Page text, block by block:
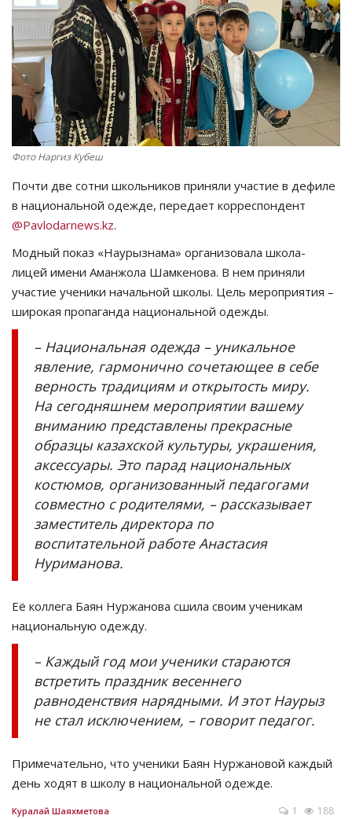
СПОРТ
Чек-лист
РАЗВЛЕЧЕНИЯ
OFFICIAL
Курултай
Язык
Қазақша Русский
Фото Наргиз Кубеш
Почти две сотни школьников приняли участие в дефиле
в национальной одежде, передает корреспондент
@Pavlodarnews.kz.
Модный показ «Наурызнама» организовала школа-
лицей имени Аманжола Шамкенова. В нем приняли
участие ученики начальной школы. Цель мероприятия –
широкая пропаганда национальной одежды.
– Национальная одежда – уникальное
явление, гармонично сочетающее в себе
верность традициям и открытость миру.
На сегодняшнем мероприятии вашему
вниманию представлены прекрасные
образцы казахской культуры, украшения,
аксессуары. Это парад национальных
костюмов, организованный педагогами
совместно с родителями, – рассказывает
заместитель директора по
воспитательной работе Анастасия
Нуриманова.
Её коллега Баян Нуржанова сшила своим ученикам
национальную одежду.
– Каждый год мои ученики стараются
встретить праздник весеннего
равноденствия нарядными. И этот Наурыз
не стал исключением, – говорит педагог.
Примечательно, что ученики Баян Нуржановой каждый
день ходят в школу в национальной одежде.
Куралай Шаяхметова 1 188